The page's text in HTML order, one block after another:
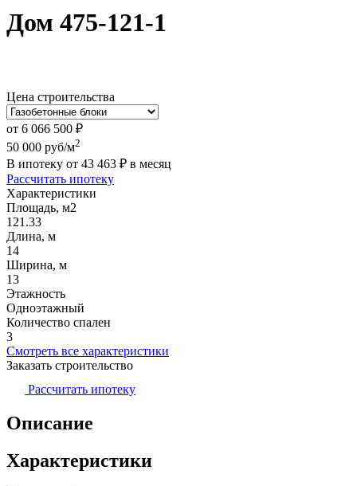
Дом 475-121-1
Цена строительства
от 6 066 500 ₽
50 000 руб/м2
В ипотеку от 43 463 ₽ в месяц
Рассчитать ипотеку
Характеристики
Площадь, м2
121.33
Длина, м
14
Ширина, м
13
Этажность
Одноэтажный
Количество спален
3
Смотреть все характеристики
Заказать строительство
Рассчитать ипотеку
Описание
Характеристики